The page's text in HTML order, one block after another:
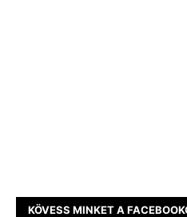
KÖVESS MINKET A